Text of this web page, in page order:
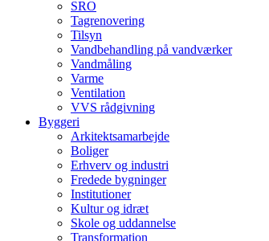
SRO
Tagrenovering
Tilsyn
Vandbehandling på vandværker
Vandmåling
Varme
Ventilation
VVS rådgivning
Byggeri
Arkitektsamarbejde
Boliger
Erhverv og industri
Fredede bygninger
Institutioner
Kultur og idræt
Skole og uddannelse
Transformation